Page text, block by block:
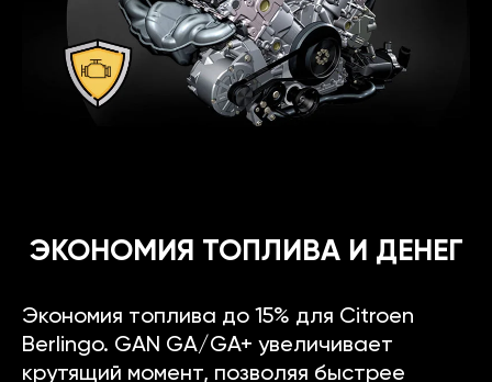
ЭКОНОМИЯ ТОПЛИВА И ДЕНЕГ
Экономия топлива до 15% для Citroen
Berlingo. GAN GA/GA+ увеличивает
крутящий момент, позволяя быстрее